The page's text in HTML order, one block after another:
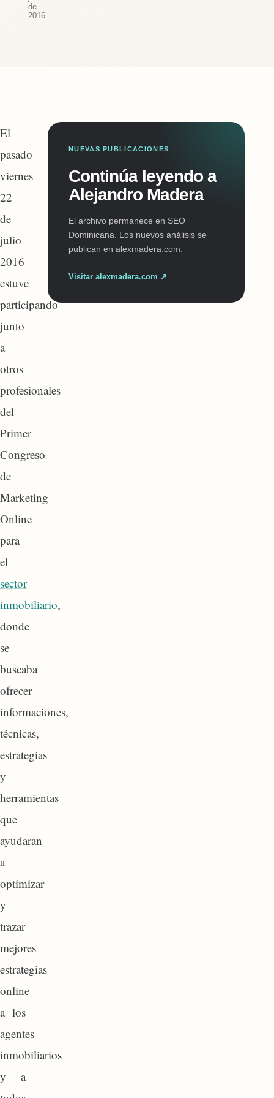
de
2016
El
pasado
viernes
22
de
julio
2016
estuve
participando
junto
a
otros
profesionales
del
Primer
Congreso
de
Marketing
Online
para
el
sector
inmobiliario,
donde
se
buscaba
ofrecer
informaciones,
técnicas,
estrategias
y
herramientas
que
ayudaran
a
optimizar
y
trazar
mejores
estrategias
online
a los
agentes
inmobiliarios
y a
NUEVAS PUBLICACIONES
Continúa leyendo a
Alejandro Madera
El archivo permanece en SEO
Dominicana. Los nuevos análisis se
publican en alexmadera.com.
Visitar alexmadera.com ↗